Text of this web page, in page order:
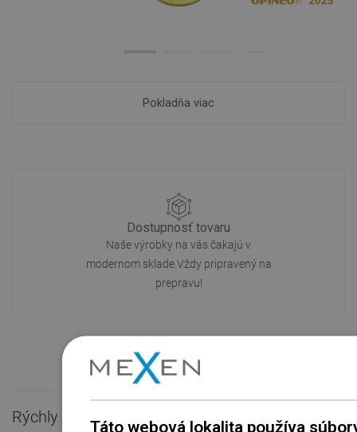
Pokladňa viac
Dostupnosť tovaru
Naše výrobky na vás čakajú v
modernom sklade.Vždy pripravený na
prepravu!
Rýchly kontakt 
Táto webová lokalita používa